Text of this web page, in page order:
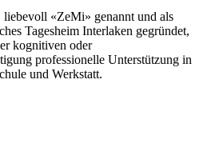
«ZeMi» genannt und als
Tagesheim Interlaken gegründet,
kognitiven oder
professionelle Unterstützung in
und Werkstatt.